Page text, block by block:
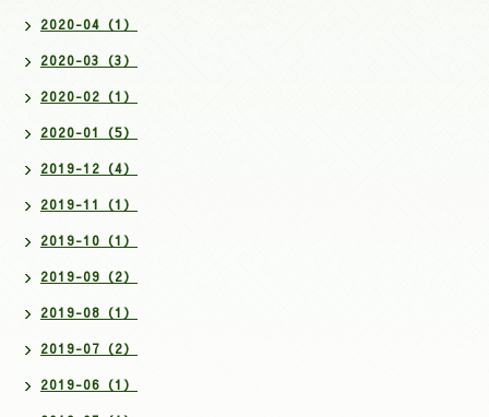
2020-04（1）
2020-03（3）
2020-02（1）
2020-01（5）
2019-12（4）
2019-11（1）
2019-10（1）
2019-09（2）
2019-08（1）
2019-07（2）
2019-06（1）